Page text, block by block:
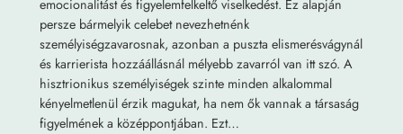
emocionalitást és figyelemfelkeltő viselkedést. Ez alapján
persze bármelyik celebet nevezhetnénk
személyiségzavarosnak, azonban a puszta elismerésvágynál
és karrierista hozzáállásnál mélyebb zavarról van itt szó. A
hisztrionikus személyiségek szinte minden alkalommal
kényelmetlenül érzik magukat, ha nem ők vannak a társaság
figyelmének a középpontjában. Ezt…